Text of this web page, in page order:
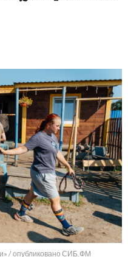
/ опубликовано СИБ.ФМ